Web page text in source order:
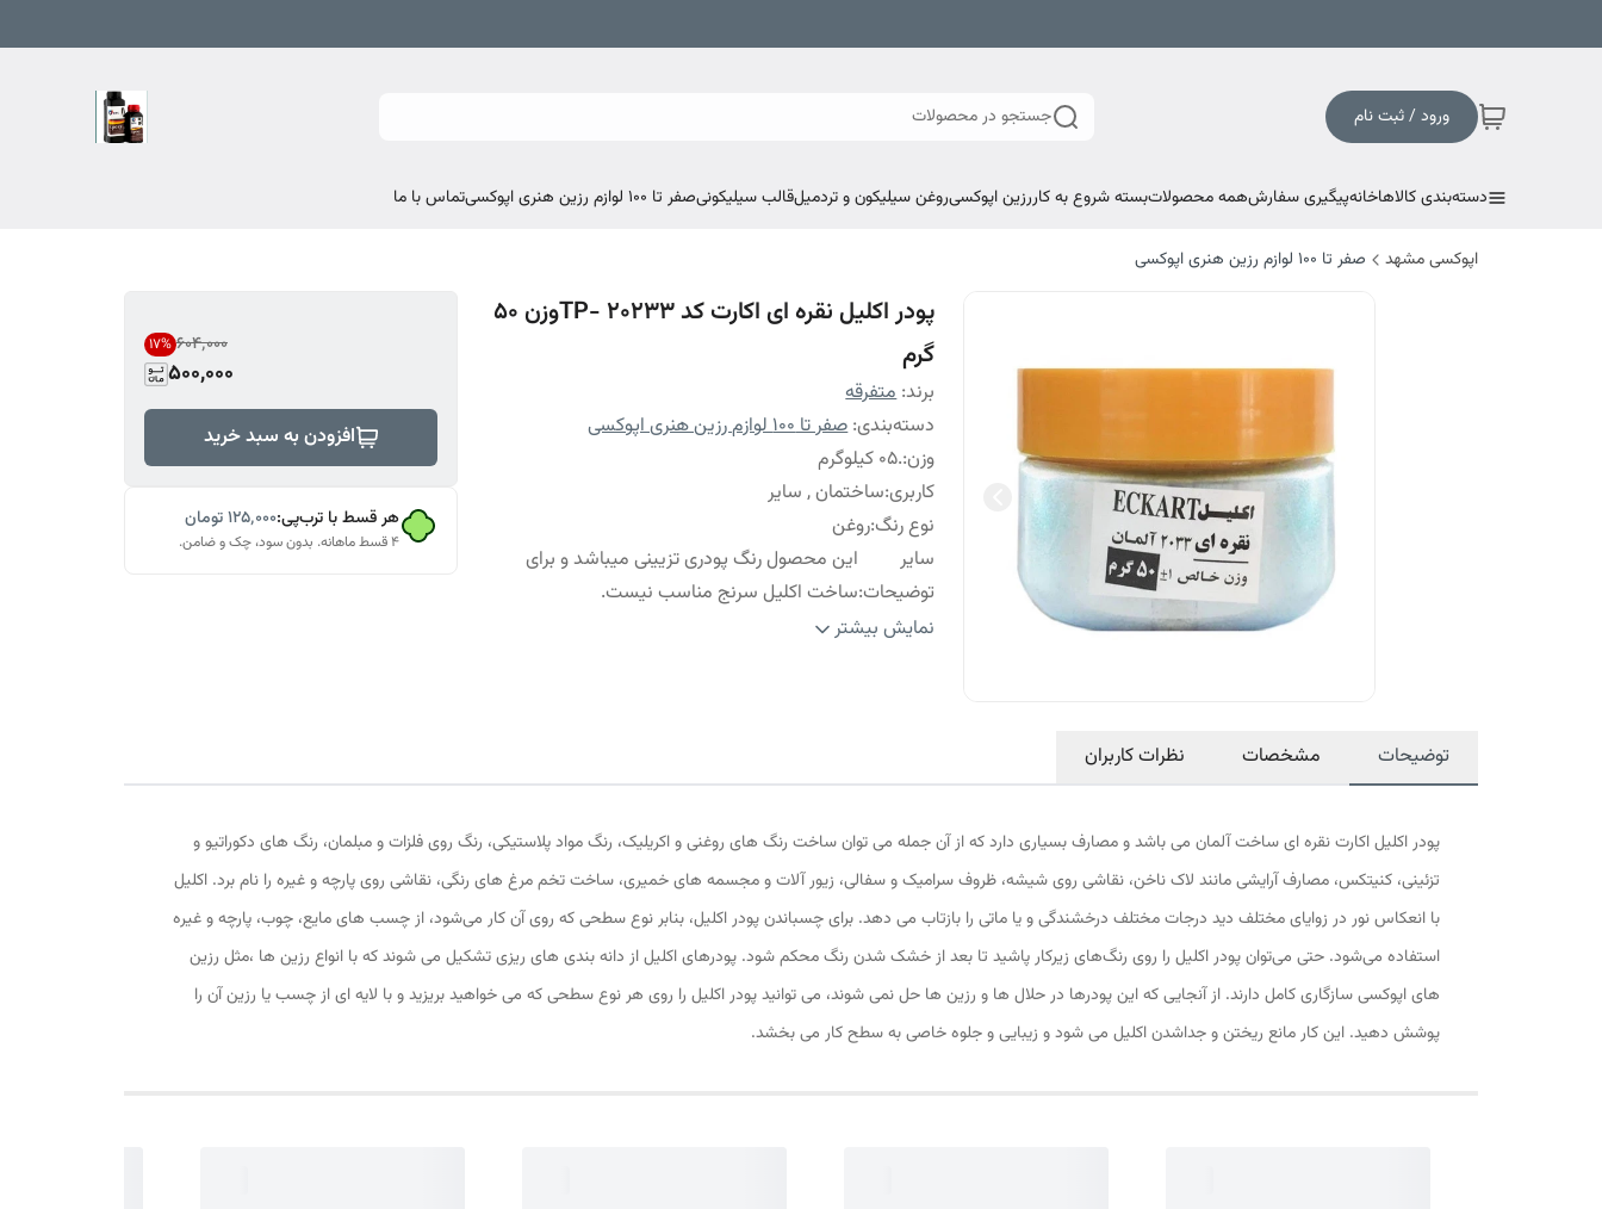
ورود / ثبت نام جستجو در محصولات
دسته‌بندی کالاهاخانهپیگیری سفارشهمه محصولاتبسته شروع به کاررزین اپوکسیروغن سیلیکون و تردمیلقالب سیلیکونیصفر تا ۱۰۰ لوازم رزین هنری اپوکسی تماس با ما
اپوکسی مشهد صفر تا ۱۰۰ لوازم رزین هنری اپوکسی
پودر اکلیل نقره ای اکارت کد 20233 -TPوزن 50
گرم
برند:متفرقه
دسته‌بندی:صفر تا ۱۰۰ لوازم رزین هنری اپوکسی
وزن:.05 کیلوگرم
کاربری:ساختمان , سایر
نوع رنگ:روغن
سایر
توضیحات:
این محصول رنگ پودری تزیینی میباشد و برای
ساخت اکلیل سرنج مناسب نیست.
ابعاد:5x5x5 سانتی‌متر
نمایش بیشتر
۶۰۴٬۰۰۰ 17%
500,000
افزودن به سبد خرید
هر قسط با ترب‌پی:۱۲۵٬۰۰۰تومان
۴ قسط ماهانه. بدون سود، چک و ضامن.
توضیحات مشخصات نظرات کاربران
پودر اکلیل اکارت نقره ای ساخت آلمان می باشد و مصارف بسیاری دارد که از آن جمله می توان ساخت رنگ های روغنی و اکریلیک، رنگ مواد پلاستیکی، رنگ روی فلزات و مبلمان، رنگ های دکوراتیو و
تزئینی، کنیتکس، مصارف آرایشی مانند لاک ناخن، نقاشی روی شیشه، ظروف سرامیک و سفالی، زیور آلات و مجسمه های خمیری، ساخت تخم مرغ های رنگی، نقاشی روی پارچه و غیره را نام برد. اکلیل
با انعکاس نور در زوایای مختلف دید درجات مختلف درخشندگی و یا ماتی را بازتاب می دهد. برای چسباندن پودر اکلیل، بنابر نوع سطحی که روی آن کار می‌شود، از چسب های مایع، چوب، پارچه و غیره
استفاده می‌شود. حتی می‌توان پودر اکلیل را روی رنگ‌های زیرکار پاشید تا بعد از خشک شدن رنگ محکم شود. پودرهای اکلیل از دانه بندی های ریزی تشکیل می شوند که با انواع رزین ها ،مثل رزین
های اپوکسی سازگاری کامل دارند. از آنجایی که این پودرها در حلال ها و رزین ها حل نمی شوند، می توانید پودر اکلیل را روی هر نوع سطحی که می خواهید بریزید و با لایه ای از چسب یا رزین آن را
پوشش دهید. این کار مانع ریختن و جداشدن اکلیل می شود و زیبایی و جلوه خاصی به سطح کار می بخشد.